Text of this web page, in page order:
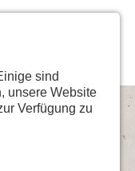
sind
unsere Website
Verfügung zu